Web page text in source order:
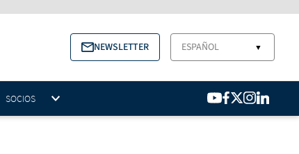
NEWSLETTER ESPAÑOL ▼
SOCIOS